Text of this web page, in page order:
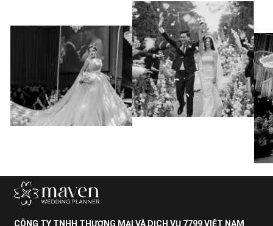
CÔNG TY TNHH THƯƠNG MẠI VÀ DỊCH VỤ 7799 VIỆT NAM